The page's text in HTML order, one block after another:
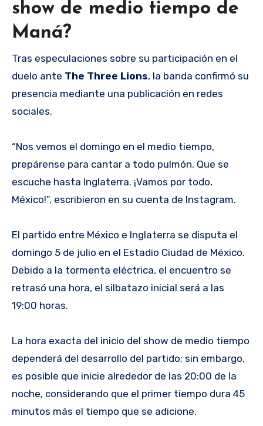
show de medio tiempo de
Maná?
Tras especulaciones sobre su participación en el
duelo ante The Three Lions, la banda confirmó su
presencia mediante una publicación en redes
sociales.
“Nos vemos el domingo en el medio tiempo,
prepárense para cantar a todo pulmón. Que se
escuche hasta Inglaterra. ¡Vamos por todo,
México!”, escribieron en su cuenta de Instagram.
El partido entre México e Inglaterra se disputa el
domingo 5 de julio en el Estadio Ciudad de México.
Debido a la tormenta eléctrica, el encuentro se
retrasó una hora, el silbatazo inicial será a las
19:00 horas.
La hora exacta del inicio del show de medio tiempo
dependerá del desarrollo del partido; sin embargo,
es posible que inicie alrededor de las 20:00 de la
noche, considerando que el primer tiempo dura 45
minutos más el tiempo que se adicione.